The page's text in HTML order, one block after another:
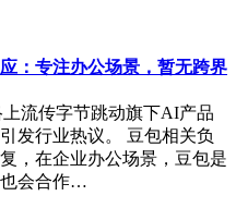
：专注办公场景，暂无跨界
上流传字节跳动旗下AI产品
发行业热议。 豆包相关负
，在企业办公场景，豆包是
也会合作…